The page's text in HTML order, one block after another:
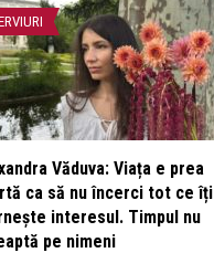
Văduva: Viața e prea
ca să nu încerci tot ce îți
interesul. Timpul nu
pe nimeni